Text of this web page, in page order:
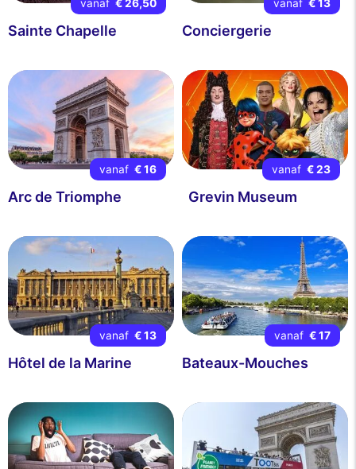
vanaf € 26,50
Sainte Chapelle
vanaf € 13
Conciergerie
vanaf € 16
Arc de Triomphe
vanaf € 23
Grevin Museum
vanaf € 13
Hôtel de la Marine
vanaf € 17
Bateaux-Mouches